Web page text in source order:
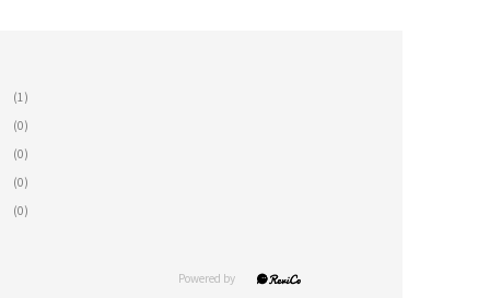
(1)
(0)
(0)
(0)
(0)